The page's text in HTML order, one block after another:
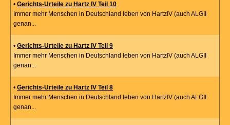
• Gerichts-Urteile zu Hartz IV Teil 10
Immer mehr Menschen in Deutschland leben von HartzIV (auch ALGII
genan...
• Gerichts-Urteile zu Hartz IV Teil 9
Immer mehr Menschen in Deutschland leben von HartzIV (auch ALGII
genan...
• Gerichts-Urteile zu Hartz IV Teil 8
Immer mehr Menschen in Deutschland leben von HartzIV (auch ALGII
genan...